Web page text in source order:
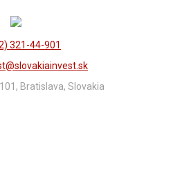
321-44-901
Bratislava, Slovakia